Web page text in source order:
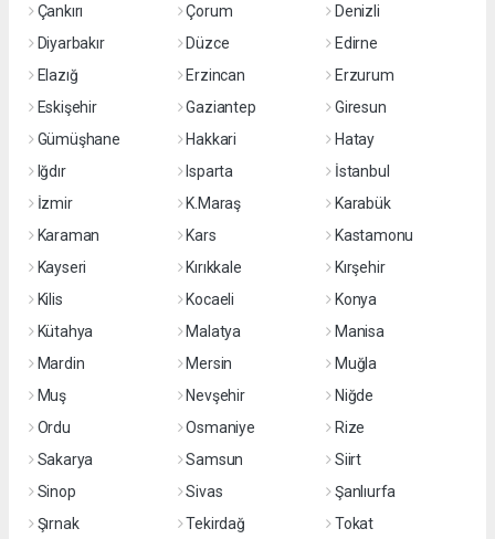
Çankırı
Çorum
Denizli
Diyarbakır
Düzce
Edirne
Elazığ
Erzincan
Erzurum
Eskişehir
Gaziantep
Giresun
Gümüşhane
Hakkari
Hatay
Iğdır
Isparta
İstanbul
İzmir
K.Maraş
Karabük
Karaman
Kars
Kastamonu
Kayseri
Kırıkkale
Kırşehir
Kilis
Kocaeli
Konya
Kütahya
Malatya
Manisa
Mardin
Mersin
Muğla
Muş
Nevşehir
Niğde
Ordu
Osmaniye
Rize
Sakarya
Samsun
Siirt
Sinop
Sivas
Şanlıurfa
Şırnak
Tekirdağ
Tokat